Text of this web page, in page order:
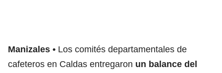
Manizales
Los comités departamentales de
cafeteros en Caldas entregaron un balance del